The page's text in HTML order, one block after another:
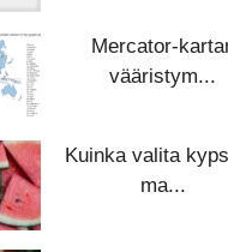
Mercator-
vääristym...
Kuinka valita
ma...